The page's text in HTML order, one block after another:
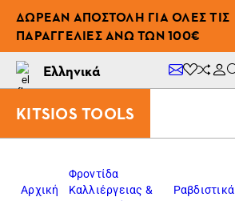
ΔΩΡΕΆΝ ΑΠΟΣΤΟΛΉ ΓΙΑ ΌΛΕΣ ΤΙΣ
ΠΑΡΑΓΓΕΛΊΕΣ ΆΝΩ ΤΩΝ 100€
Ελληνικά
KITSIOS TOOLS
Αρχική
Φροντίδα
Καλλιέργειας &
Ραβδιστικά